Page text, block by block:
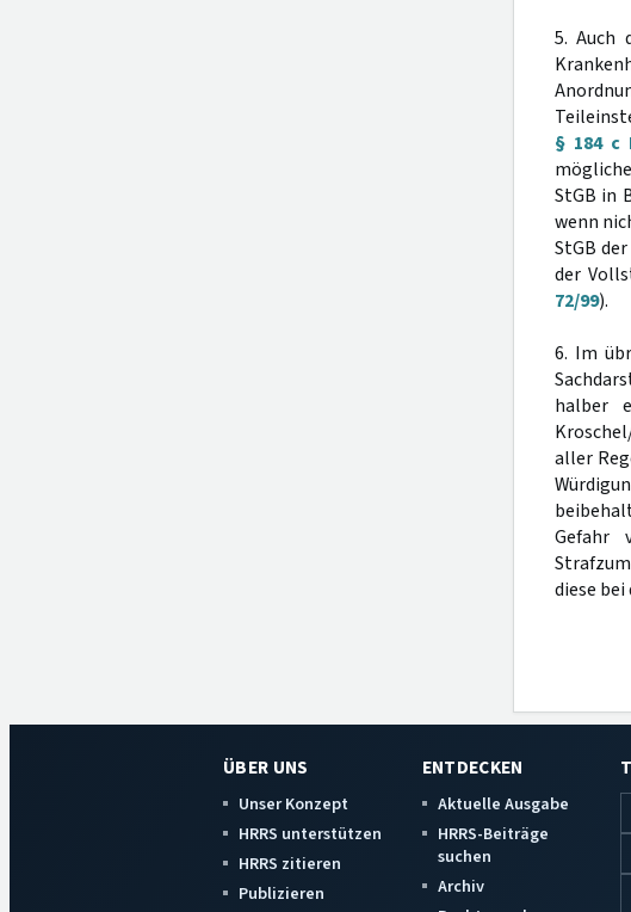
5. Auch
§ 184 c
StGB in
wenn
StGB
der
72/99).
6. Im
halber
aller
Gefahr
diese
ÜBER UNS
Unser Konzept
HRRS unterstützen
HRRS zitieren
Publizieren
ENTDECKEN
Aktuelle Ausgabe
HRRS-Beiträge
suchen
Archiv